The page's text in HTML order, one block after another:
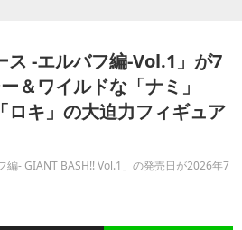
ス -エルバフ編-Vol.1」が7
＆ワイルドな「ナミ」
ロキ」の大迫力フィギュア
編- GIANT BASH!! Vol.1」の発売日が2026年7